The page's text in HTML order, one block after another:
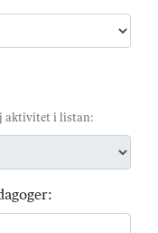
aktivitet i listan: